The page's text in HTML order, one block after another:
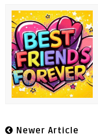
Newer Article